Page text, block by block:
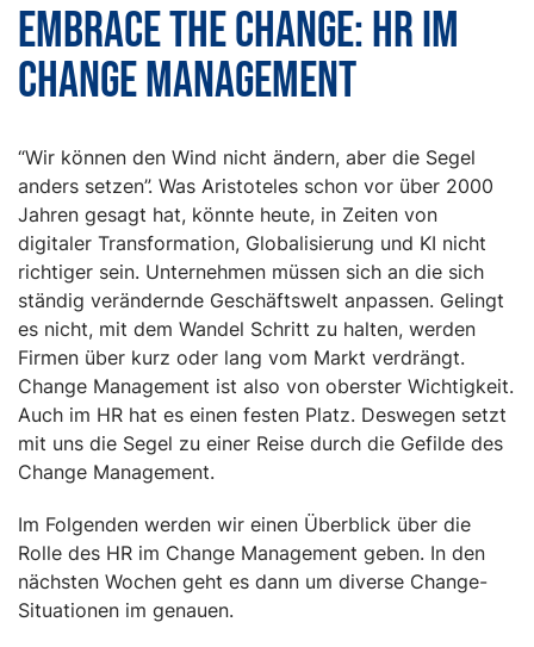
Embrace the Change: HR im
Change Management
“Wir können den Wind nicht ändern, aber die Segel
anders setzen”. Was Aristoteles schon vor über 2000
Jahren gesagt hat, könnte heute, in Zeiten von
digitaler Transformation, Globalisierung und KI nicht
richtiger sein. Unternehmen müssen sich an die sich
ständig verändernde Geschäftswelt anpassen. Gelingt
es nicht, mit dem Wandel Schritt zu halten, werden
Firmen über kurz oder lang vom Markt verdrängt.
Change Management ist also von oberster Wichtigkeit.
Auch im HR hat es einen festen Platz. Deswegen setzt
mit uns die Segel zu einer Reise durch die Gefilde des
Change Management.
Im Folgenden werden wir einen Überblick über die
Rolle des HR im Change Management geben. In den
nächsten Wochen geht es dann um diverse Change-
Situationen im genauen.